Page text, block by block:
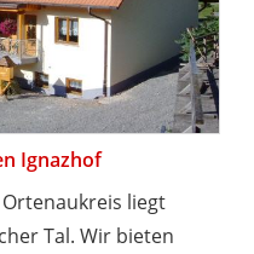
Ignazhof
liegt
Tal. Wir bieten